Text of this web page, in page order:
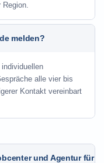
Region.
melden?
alle vier bis
Kontakt vereinbart
und Agentur für